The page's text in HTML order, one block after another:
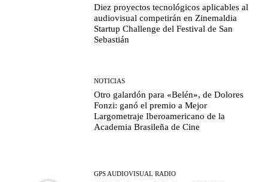
Diez proyectos tecnológicos aplicables al
audiovisual competirán en Zinemaldia
Startup Challenge del Festival de San
Sebastián
NOTICIAS
Otro galardón para «Belén», de Dolores
Fonzi: ganó el premio a Mejor
Largometraje Iberoamericano de la
Academia Brasileña de Cine
GPS AUDIOVISUAL RADIO